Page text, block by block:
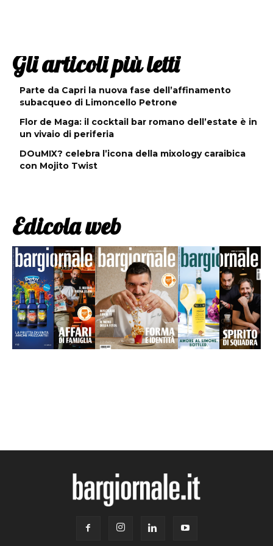
Gli articoli più letti
Parte da Capri la nuova fase dell’affinamento
subacqueo di Limoncello Petrone
Flor de Maga: il cocktail bar romano dell’estate è in
un vivaio di periferia
DOuMIX? celebra l’icona della mixology caraibica
con Mojito Twist
Edicola web